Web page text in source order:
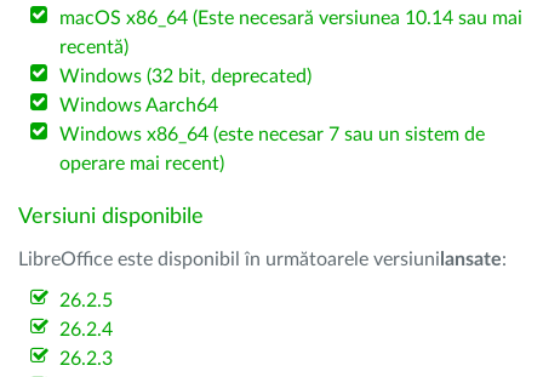
macOS x86_64 (Este necesară versiunea 10.14 sau mai
recentă)
Windows (32 bit, deprecated)
Windows Aarch64
Windows x86_64 (este necesar 7 sau un sistem de
operare mai recent)
Versiuni disponibile
LibreOffice este disponibil în următoarele versiuni lansate:
26.2.5
26.2.4
26.2.3